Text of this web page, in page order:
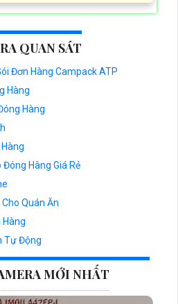
QUAN SÁT
Đơn Hàng Campack ATP
Hàng
Hàng
Hàng Giá Rẻ
Quán Ăn
Hàng
Tự Động
MỚI NHẤT